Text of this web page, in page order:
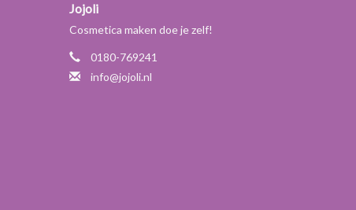
Jojoli
Cosmetica maken doe je zelf!
0180-769241
info@jojoli.nl